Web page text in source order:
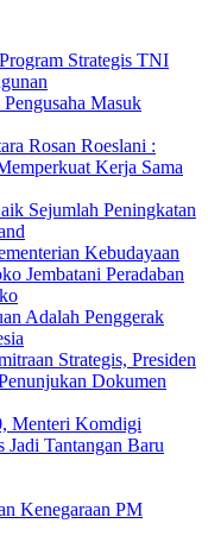
Strategis TNI
Masuk
Rosan Roeslani :
Kerja Sama
Sejumlah Peningkatan
Kebudayaan
Jembatani Peradaban
Adalah Penggerak
Strategis, Presiden
Dokumen
Menteri Komdigi
Tantangan Baru
Kenegaraan PM